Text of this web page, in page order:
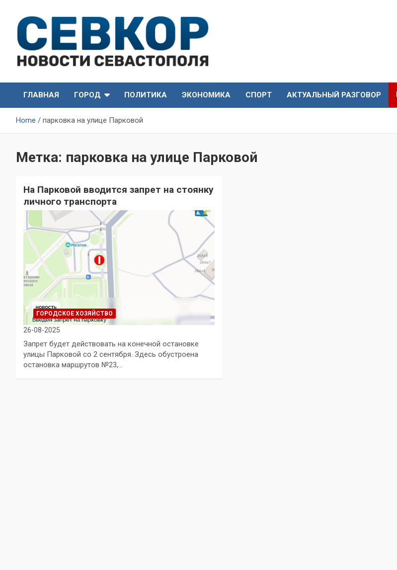
content
СевКор — Новости
Севастополя
Севастополя
ГЛАВНАЯ
ГОРОД ПОЛИТИКА ЭКОНОМИКА СПОРТ АКТУАЛЬНЫЙ РАЗГОВОР
Home парковка на улице Парковой
Метка: парковка на улице Парковой
На Парковой вводится запрет на стоянку
личного транспорта
ГОРОДСКОЕ ХОЗЯЙСТВО
26-08-2025
Запрет будет действовать на конечной остановке
улицы Парковой со 2 сентября. Здесь обустроена
остановка маршрутов №23,…